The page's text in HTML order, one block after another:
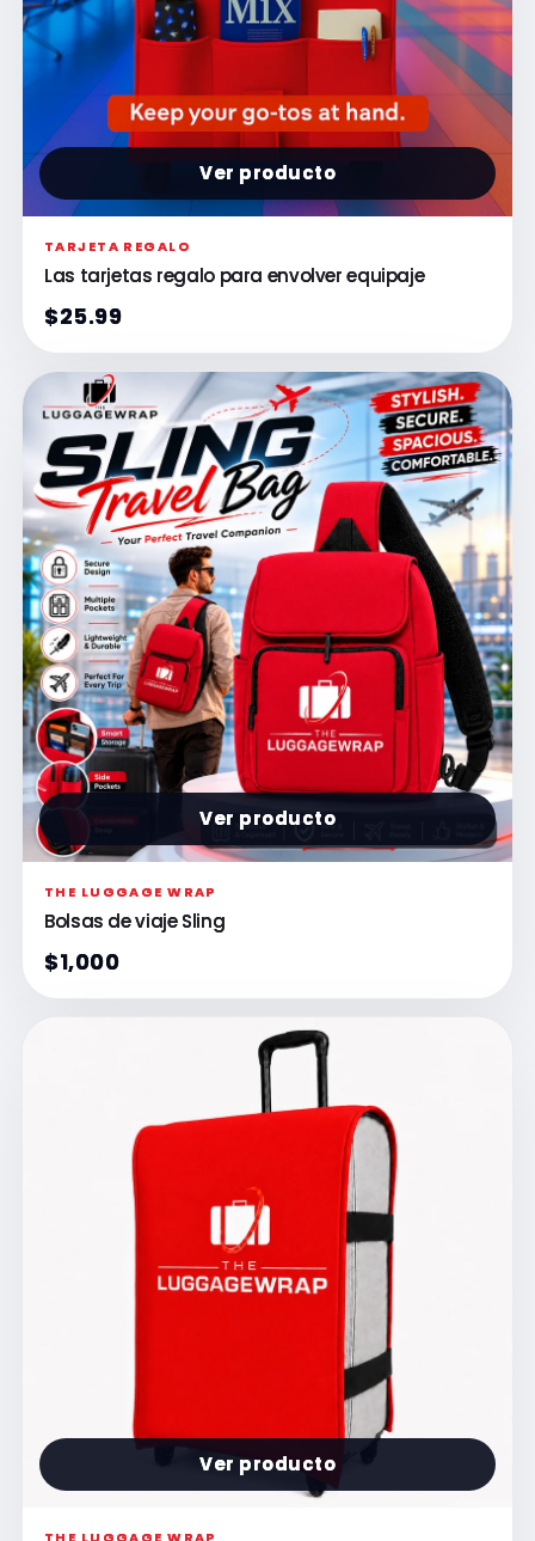
Ver producto
TARJETA REGALO
Las tarjetas regalo para envolver equipaje
$25.99
Ver producto
THE LUGGAGE WRAP
Bolsas de viaje Sling
$1,000
Ver producto
THE LUGGAGE WRAP